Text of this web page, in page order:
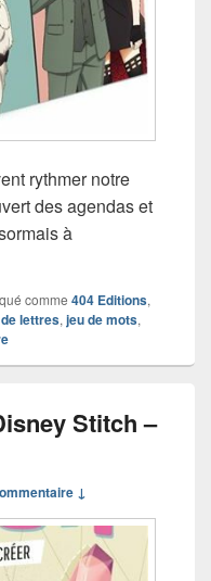
rythmer notre
des agendas et
à
comme 404 Editions,
lettres, jeu de mots,
Stitch –
↓